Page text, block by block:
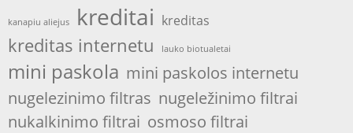
kanapiu aliejus kreditai kreditas
kreditas internetu lauko biotualetai
mini paskola mini paskolos internetu
nugelezinimo filtras nugeležinimo filtrai
nukalkinimo filtrai osmoso filtrai